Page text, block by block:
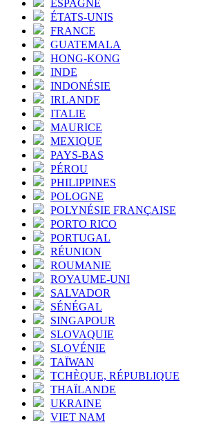
ESPAGNE
ÉTATS-UNIS
FRANCE
GUATEMALA
HONG-KONG
INDE
INDONÉSIE
IRLANDE
ITALIE
MAURICE
MEXIQUE
PAYS-BAS
PÉROU
PHILIPPINES
POLOGNE
POLYNÉSIE FRANÇAISE
PORTO RICO
PORTUGAL
RÉUNION
ROUMANIE
ROYAUME-UNI
SALVADOR
SÉNÉGAL
SINGAPOUR
SLOVAQUIE
SLOVÉNIE
TAÏWAN
TCHÈQUE, RÉPUBLIQUE
THAÏLANDE
UKRAINE
VIET NAM